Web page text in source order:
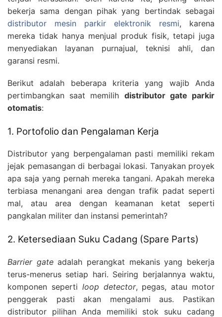
bekerja sama dengan pihak yang bertindak sebagai
distributor mesin parkir elektronik resmi, karena
mereka tidak hanya menjual produk fisik, tetapi juga
menyediakan layanan purnajual, teknisi ahli, dan
garansi resmi.
Berikut adalah beberapa kriteria yang wajib Anda
pertimbangkan saat memilih distributor gate parkir
otomatis:
1. Portofolio dan Pengalaman Kerja
Distributor yang berpengalaman pasti memiliki rekam
jejak pemasangan di berbagai lokasi. Tanyakan proyek
apa saja yang pernah mereka tangani. Apakah mereka
terbiasa menangani area dengan trafik padat seperti
mal, atau area dengan keamanan ketat seperti
pangkalan militer dan instansi pemerintah?
2. Ketersediaan Suku Cadang (Spare Parts)
Barrier gateadalah perangkat mekanis yang bekerja
terus-menerus setiap hari. Seiring berjalannya waktu,
komponen seperti loop detector, pegas, atau motor
penggerak pasti akan mengalami aus. Pastikan
distributor pilihan Anda memiliki stok suku cadang